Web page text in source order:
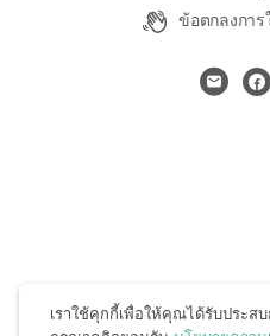
ข้อตกลงการ
เราใช้คุกกี้เพื่อให้คุณได้รับประส